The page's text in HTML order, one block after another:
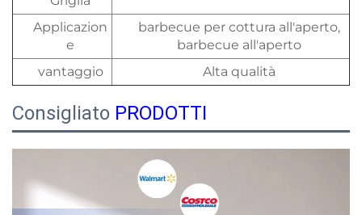
Applicazion
e
barbecue per cottura all'aperto,
barbecue all'aperto
vantaggio
Alta qualità
Consigliato PRODOTTI